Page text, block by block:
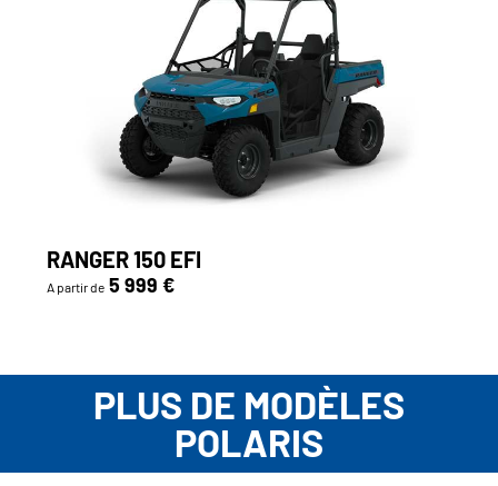
RANGER 150 EFI
A partir de 5 999 €
PLUS DE MODÈLES
POLARIS